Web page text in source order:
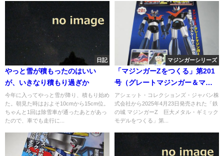
日記
やっと雪が積もったのはいい
が、いきなり積もり過ぎか
今年に入ってやっと雪が降り、積もり始め
た。朝見た時はおよそ10cmから15cm位。
ちゃんと1回は除雪車が通ったあとがあっ
たので、車でも走行に...
マジンガーシリーズ
「マジンガーZをつくる」第201
号（グレートマジンガー＆マジ
ンガーZ 最強装備編）
アシェット・コレクションズ・ジャパン株
式会社から2025年4月23日発売された「鉄
の城 マジンガーZ 巨大メタル・ギミック
モデルをつくる」第...